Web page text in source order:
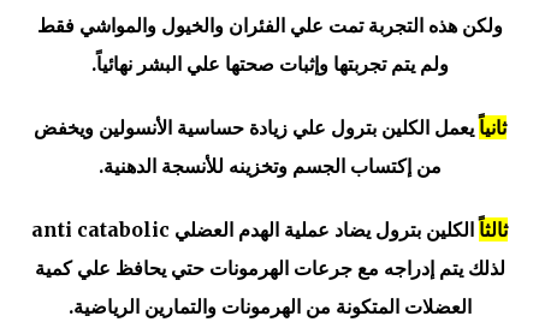
ولكن هذه التجربة تمت علي الفئران والخيول والمواشي فقط
ولم يتم تجربتها وإثبات صحتها علي البشر نهائياً.
ثانياً يعمل الكلين بترول علي زيادة حساسية الأنسولين ويخفض
من إكتساب الجسم وتخزينه للأنسجة الدهنية.
ثالثاً
الكلين بترول يضاد عملية الهدم العضلي anti catabolic
لذلك يتم إدراجه مع جرعات الهرمونات حتي يحافظ علي كمية
العضلات المتكونة من الهرمونات والتمارين الرياضية.